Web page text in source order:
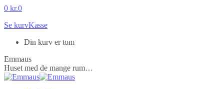
Skip
content
0 kr.0
Se kurvKasse
Din kurv er tom
Emmaus
Huset med de mange rum…